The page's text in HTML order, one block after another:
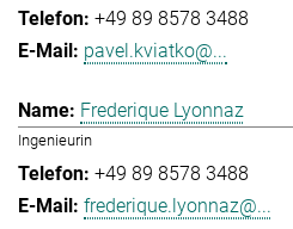
+49 89 8578 3488
pavel.kviatko@...
Frederique Lyonnaz
Ingenieurin
+49 89 8578 3488
frederique.lyonnaz@...